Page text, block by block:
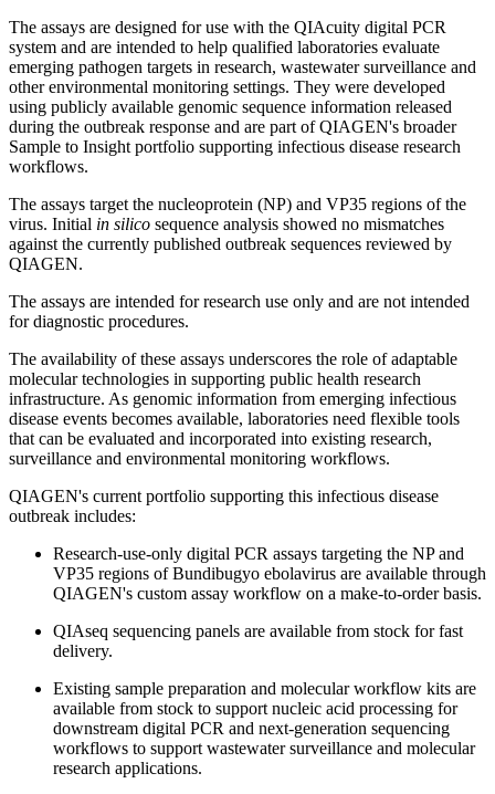
The assays are designed for use with the QIAcuity digital PCR
system and are intended to help qualified laboratories evaluate
emerging pathogen targets in research, wastewater surveillance and
other environmental monitoring settings. They were developed
using publicly available genomic sequence information released
during the outbreak response and are part of QIAGEN's broader
Sample to Insight portfolio supporting infectious disease research
workflows.
The assays target the nucleoprotein (NP) and VP35 regions of the
virus. Initial in silico sequence analysis showed no mismatches
against the currently published outbreak sequences reviewed by
QIAGEN.
The assays are intended for research use only and are not intended
for diagnostic procedures.
The availability of these assays underscores the role of adaptable
molecular technologies in supporting public health research
infrastructure. As genomic information from emerging infectious
disease events becomes available, laboratories need flexible tools
that can be evaluated and incorporated into existing research,
surveillance and environmental monitoring workflows.
QIAGEN's current portfolio supporting this infectious disease
outbreak includes:
Research-use-only digital PCR assays targeting the NP and
VP35 regions of Bundibugyo ebolavirus are available through
QIAGEN's custom assay workflow on a make-to-order basis.
QIAseq sequencing panels are available from stock for fast
delivery.
Existing sample preparation and molecular workflow kits are
available from stock to support nucleic acid processing for
downstream digital PCR and next-generation sequencing
workflows to support wastewater surveillance and molecular
research applications.